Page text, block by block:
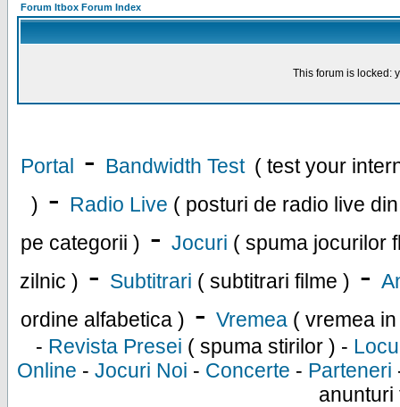
Forum Itbox Forum Index
This forum is locked:
Portal - Bandwidth Test ( test your
) - Radio Live ( posturi de radio live
pe categorii ) - Jocuri ( spuma jocurilor
zilnic ) - Subtitrari ( subtitrari filme ) -
ordine alfabetica ) - Vremea ( vremea
- Revista Presei ( spuma stirilor ) -
Online - Jocuri Noi - Concerte - Parteneri
anunturi